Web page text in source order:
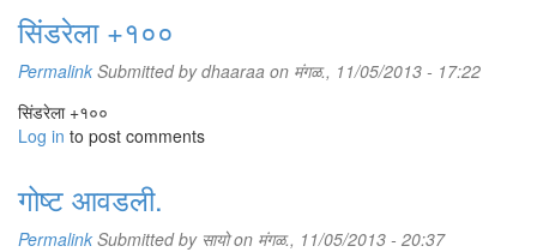
सिंडरेला +१००
Permalink Submitted bydhaaraa on मंगळ., 11/05/2013 - 17:22
सिंडरेला +१००
Log in to post comments
गोष्ट आवडली.
Permalink Submitted by सायोon मंगळ., 11/05/2013 - 20:37